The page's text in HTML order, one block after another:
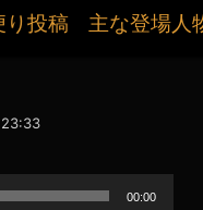
り投稿 主な登場人
23:33
00:00